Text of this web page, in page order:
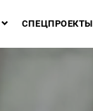
СПЕЦПРОЕКТЫ